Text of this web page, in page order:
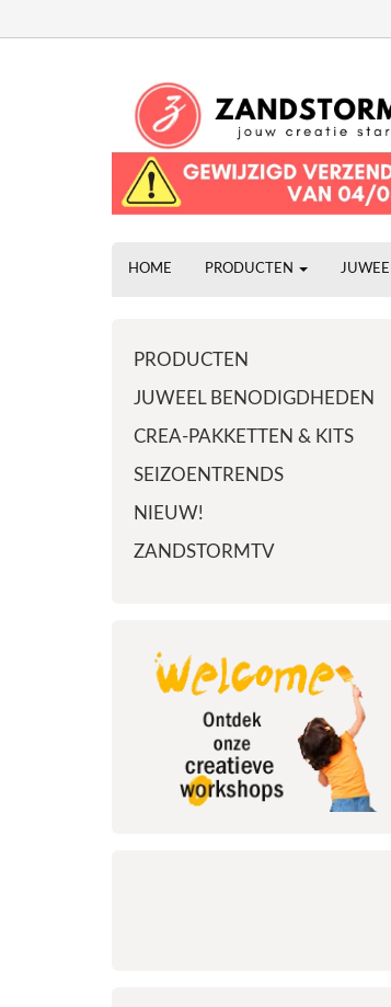
HOME PRODUCTEN
PRODUCTEN
JUWEEL BENODIGDHEDEN
CREA-PAKKETTEN & KITS
SEIZOENTRENDS
NIEUW!
ZANDSTORMTV